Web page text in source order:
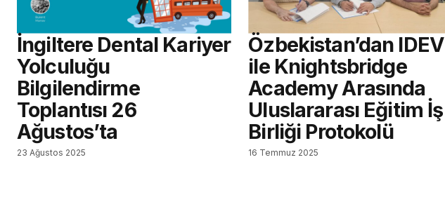
İngiltere Dental Kariyer
Yolculuğu
Bilgilendirme
Toplantısı 26
Ağustos’ta
23 Ağustos 2025
Özbekistan’dan IDEV
ile Knightsbridge
Academy Arasında
Uluslararası Eğitim İş
Birliği Protokolü
16 Temmuz 2025